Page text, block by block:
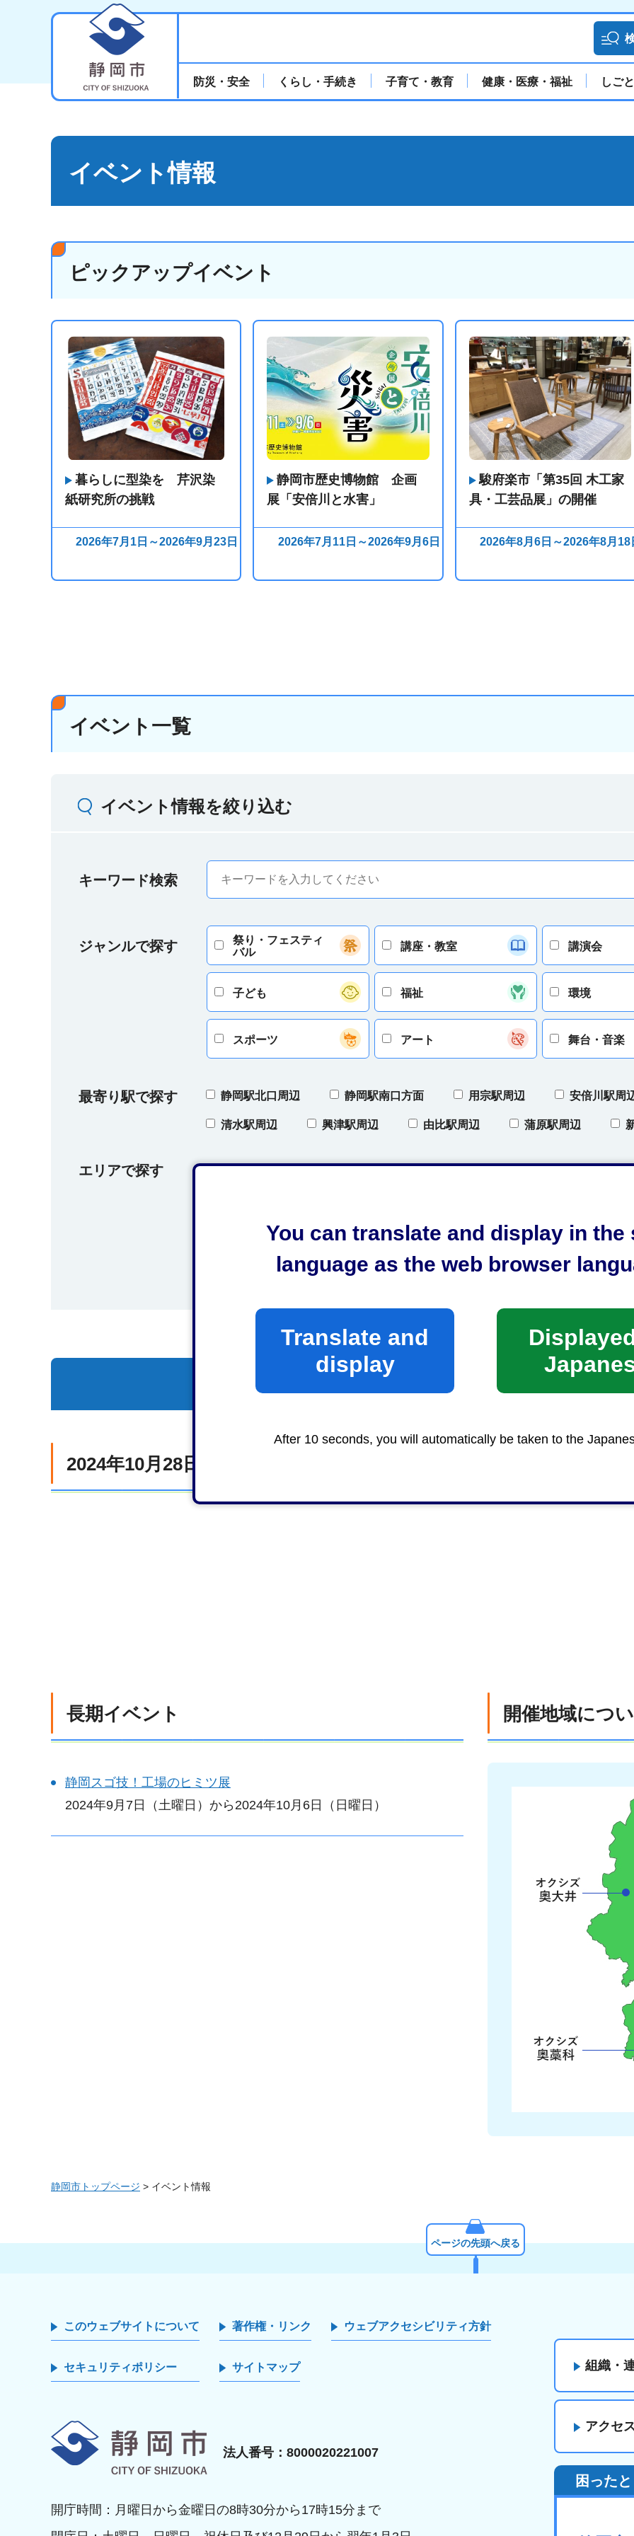
You can translate and display in the
language as the web browser
Translate and
display
After 10 seconds, you will automatically be taken to the
防災・安全 くらし・手続き 子育て・教育 健康・医療・福祉 しご
イベント情報
ピックアップイベント
暮らしに型染を 芹沢染
紙研究所の挑戦
2026年7月1日～2026年9月23日
静岡市歴史博物館 企画
展「安倍川と水害」
2026年7月11日～2026年9月6日
駿府楽市「第35回 木工家
具・工芸品展」の開催
2026年8月6日～2026年8月18
イベント一覧
イベント情報を絞り込む
キーワード検索
ジャンルで探す
祭り・フェスティ
バル
講座・教室 講演会
子ども 福祉 環境
スポーツ アート 舞台・音楽
最寄り駅で探す 静岡駅北口周辺 静岡駅南口方面 用宗駅周辺 安倍川駅周
清水駅周辺 興津駅周辺 由比駅周辺 蒲原駅周辺
エリアで探す 葵区 駿河区 清水区 日本平 三保 オクシ
条件をクリア
一覧を表示
2024年10月28日（月曜日）
長期イベント
静岡スゴ技！工場のヒミツ展
2024年9月7日（土曜日）から2024年10月6日（日曜日）
開催地域につ
静岡市トップページ > イベント情報
ページの先頭へ戻る
このウェブサイトについて 著作権・リンク ウェブアクセシビリティ方針
セキュリティポリシー サイトマップ
法人番号：8000020221007
開庁時間：月曜日から金曜日の8時30分から17時15分まで
組織・
アクセ
困った